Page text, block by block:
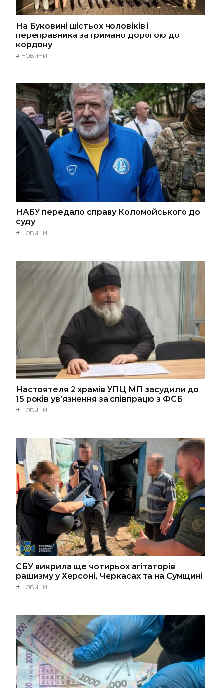
На Буковині шістьох чоловіків і
переправника затримано дорогою до
кордону
# НОВИНИ
НАБУ передало справу Коломойського до
суду
# НОВИНИ
Настоятеля 2 храмів УПЦ МП засудили до
15 років ув’язнення за співпрацю з ФСБ
# НОВИНИ
СБУ викрила ще чотирьох агітаторів
рашизму у Херсоні, Черкасах та на Сумщині
# НОВИНИ